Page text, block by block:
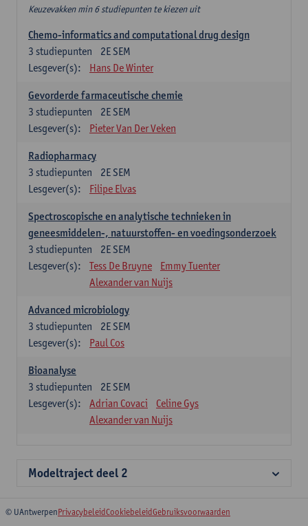
Keuzevakken min 6 studiepunten te kiezen uit
Chemo-informatics and computational drug design
2E SEM
3 studiepunten
Lesgever(s):
Hans De Winter
Gevorderde farmaceutische chemie
2E SEM
3 studiepunten
Lesgever(s):
Pieter Van Der Veken
Radiopharmacy
2E SEM
3 studiepunten
Lesgever(s):
Filipe Elvas
Spectroscopische en analytische technieken in
geneesmiddelen-, natuurstoffen- en voedingsonderzoek
2E SEM
3 studiepunten
Lesgever(s):
Tess De Bruyne
Emmy Tuenter
Alexander van Nuijs
Advanced microbiology
2E SEM
3 studiepunten
Lesgever(s):
Paul Cos
Bioanalyse
2E SEM
3 studiepunten
Lesgever(s):
Adrian Covaci
Celine Gys
Alexander van Nuijs
Modeltraject deel 2
© UAntwerpenPrivacybeleidCookiebeleidGebruiksvoorwaarden